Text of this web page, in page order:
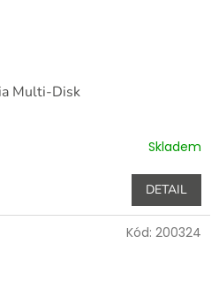
Multi-Disk
Skladem
DETAIL
Kód: 200324